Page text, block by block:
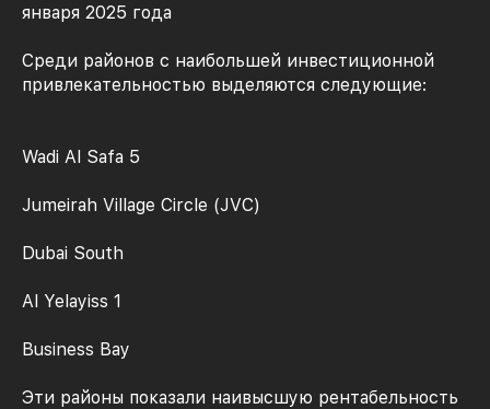
января 2025 года
Среди районов с наибольшей инвестиционной
привлекательностью выделяются следующие:
Wadi Al Safa 5
Jumeirah Village Circle (JVC)
Dubai South
Al Yelayiss 1
Business Bay
Эти районы показали наивысшую рентабельность